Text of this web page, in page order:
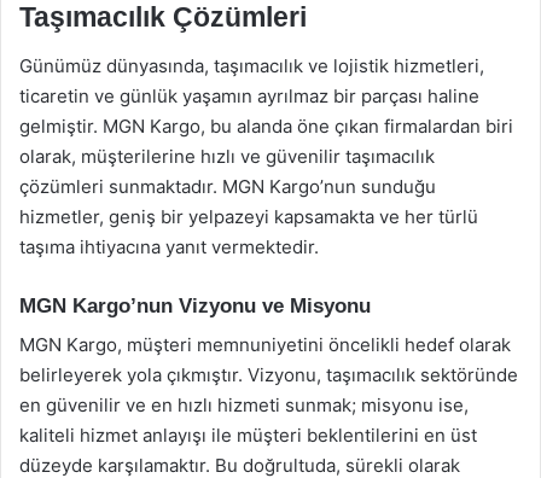
Taşımacılık Çözümleri
Günümüz dünyasında, taşımacılık ve lojistik hizmetleri,
ticaretin ve günlük yaşamın ayrılmaz bir parçası haline
gelmiştir. MGN Kargo, bu alanda öne çıkan firmalardan biri
olarak, müşterilerine hızlı ve güvenilir taşımacılık
çözümleri sunmaktadır. MGN Kargo’nun sunduğu
hizmetler, geniş bir yelpazeyi kapsamakta ve her türlü
taşıma ihtiyacına yanıt vermektedir.
MGN Kargo’nun Vizyonu ve Misyonu
MGN Kargo, müşteri memnuniyetini öncelikli hedef olarak
belirleyerek yola çıkmıştır. Vizyonu, taşımacılık sektöründe
en güvenilir ve en hızlı hizmeti sunmak; misyonu ise,
kaliteli hizmet anlayışı ile müşteri beklentilerini en üst
düzeyde karşılamaktır. Bu doğrultuda, sürekli olarak